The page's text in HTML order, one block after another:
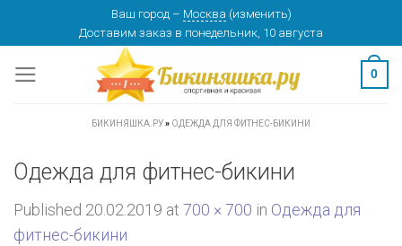
content
Ваш город – Москва (изменить)
Доставим заказ в понедельник, 10 августа
0
БИКИНЯШКА.РУ» ОДЕЖДА ДЛЯ ФИТНЕС-БИКИНИ
Одежда для фитнес-бикини
Published 20.02.2019 at 700 × 700 in Одежда для
фитнес-бикини